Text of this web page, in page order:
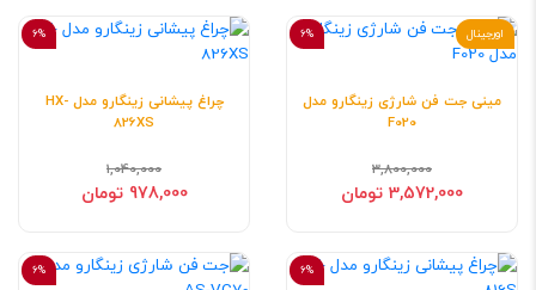
6% اورجینال
مینی جت فن شارژی زینگارو مدل
F020
3,800,000
3,572,000 تومان
6%
چراغ پیشانی زینگارو مدل HX-
826XS
1,040,000
978,000 تومان
6%
6%